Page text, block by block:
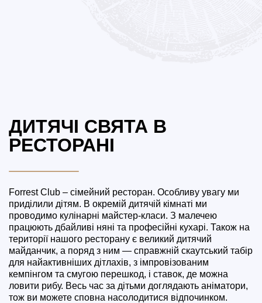
ДИТЯЧІ СВЯТА В
РЕСТОРАНІ
Forrest Club – сімейний ресторан. Особливу увагу ми
приділили дітям. В окремій дитячій кімнаті ми
проводимо кулінарні майстер-класи. З малечею
працюють дбайливі няні та професійні кухарі. Також на
території нашого ресторану є великий дитячий
майданчик, а поряд з ним — справжній скаутський табір
для найактивніших дітлахів, з імпровізованим
кемпінгом та смугою перешкод, і ставок, де можна
ловити рибу. Весь час за дітьми доглядають аніматори,
тож ви можете сповна насолодитися відпочинком.